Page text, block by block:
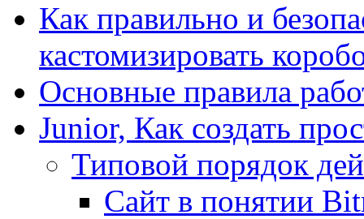
Как правильно и
кастомизировать
Основные правила
Junior, Как создать
Типовой порядок
Сайт в понятии